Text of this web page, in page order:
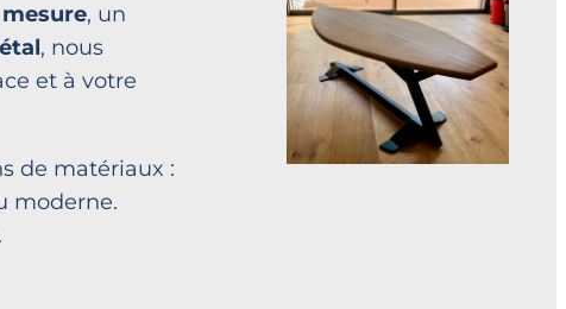
, un
, nous
et à votre
de matériaux :
moderne.